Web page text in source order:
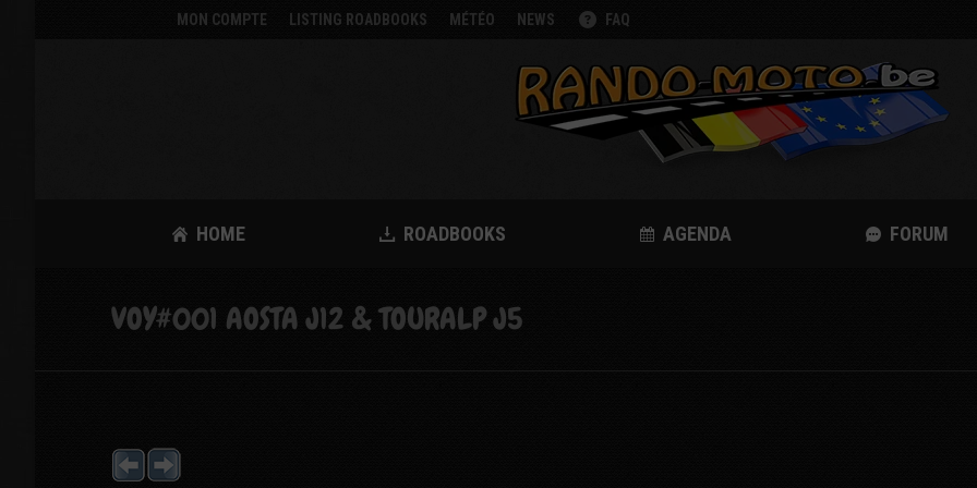
MON COMPTE LISTING ROADBOOKS MÉTÉO NEWS FAQ
HOME ROADBOOKS AGENDA FORUM
VOY#001 AOSTA J12 & TOURALP J5